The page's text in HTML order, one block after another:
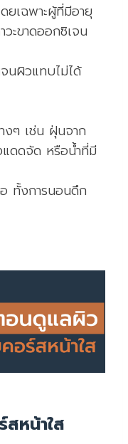
ยเฉพาะผู้ที่มีอายุ
ะขาดออกซิเจน
นผิวแทบไม่ได้
ๆ เช่น ฝุ่นจาก
ดดจัด หรือน้ำที่มี
ทั้งการนอนดึก
หน้าใส